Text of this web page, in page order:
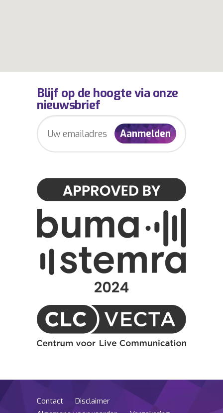
Blijf op de hoogte via onze
nieuwsbrief
Contact
Disclaimer